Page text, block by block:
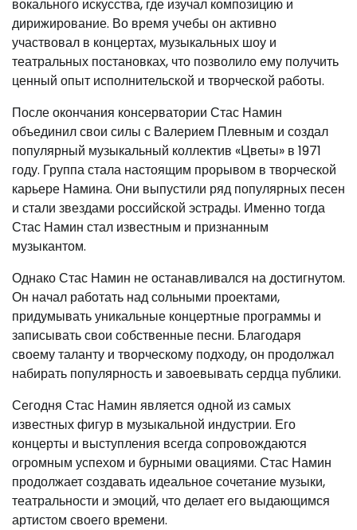
вокального искусства, где изучал композицию и
дирижирование. Во время учебы он активно
участвовал в концертах, музыкальных шоу и
театральных постановках, что позволило ему получить
ценный опыт исполнительской и творческой работы.
После окончания консерватории Стас Намин
объединил свои силы с Валерием Плевным и создал
популярный музыкальный коллектив «Цветы» в 1971
году. Группа стала настоящим прорывом в творческой
карьере Намина. Они выпустили ряд популярных песен
и стали звездами российской эстрады. Именно тогда
Стас Намин стал известным и признанным
музыкантом.
Однако Стас Намин не останавливался на достигнутом.
Он начал работать над сольными проектами,
придумывать уникальные концертные программы и
записывать свои собственные песни. Благодаря
своему таланту и творческому подходу, он продолжал
набирать популярность и завоевывать сердца публики.
Сегодня Стас Намин является одной из самых
известных фигур в музыкальной индустрии. Его
концерты и выступления всегда сопровождаются
огромным успехом и бурными овациями. Стас Намин
продолжает создавать идеальное сочетание музыки,
театральности и эмоций, что делает его выдающимся
артистом своего времени.